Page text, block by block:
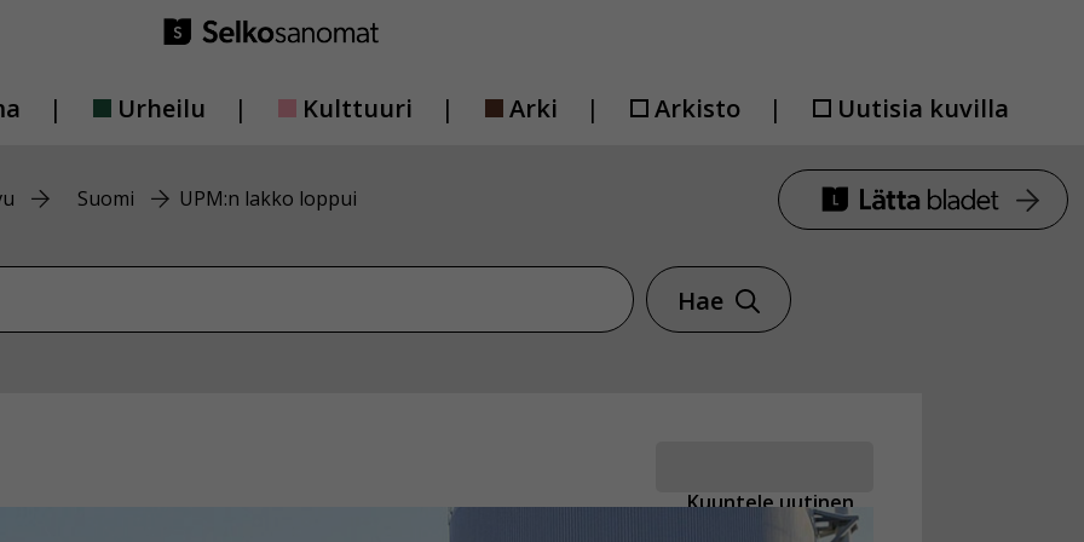
Urheilu Kulttuuri Arki Arkisto Uutisia kuvilla
Suomi UPM:n lakko loppui
Hae
Kuuntele uutinen